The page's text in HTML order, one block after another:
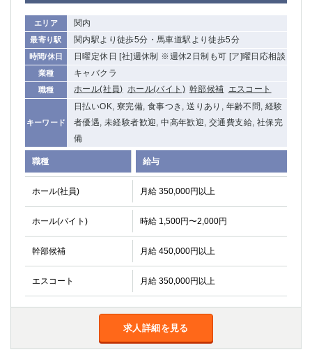
エリア 関内
最寄り駅 関内駅より徒歩5分・馬車道駅より徒歩5分
時間/休日 日曜定休日 [社]週休制 ※週休2日制も可 [ア]曜日応相談
業種 キャバクラ
職種 ホール(社員) ホール(バイト) 幹部候補 エスコート
キーワード
日払いOK, 寮完備, 食事つき, 送りあり, 年齢不問, 経験
者優遇, 未経験者歓迎, 中高年歓迎, 交通費支給, 社保完
備
職種 給与
ホール(社員) 月給 350,000円以上
ホール(バイト) 時給 1,500円〜2,000円
幹部候補 月給 450,000円以上
エスコート 月給 350,000円以上
求人詳細を見る